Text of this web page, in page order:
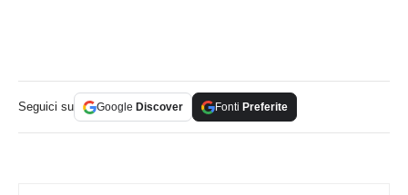
Seguici su Google Discover Fonti Preferite